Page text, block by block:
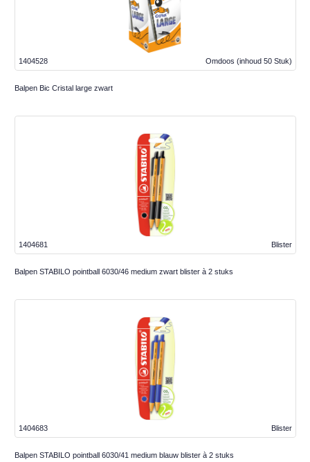
Omdoos (inhoud 50 Stuk)
1404528
Balpen Bic Cristal large zwart
Blister
1404681
Balpen STABILO pointball 6030/46 medium zwart blister à 2 stuks
Blister
1404683
Balpen STABILO pointball 6030/41 medium blauw blister à 2 stuks